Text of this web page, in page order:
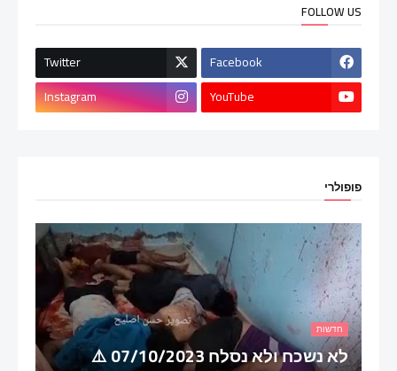
FOLLOW US
Facebook
Twitter
YouTube
Instagram
פופולרי
חדשות
לא נשכח ולא נסלח 07/10/2023 ⚠️